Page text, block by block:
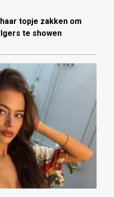
topje zakken om
te showen